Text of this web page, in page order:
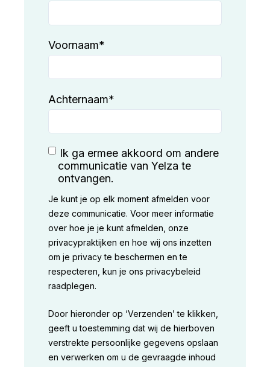
Voornaam*
Achternaam*
Ik ga ermee akkoord om andere
communicatie van Yelza te
ontvangen.
Je kunt je op elk moment afmelden voor
deze communicatie. Voor meer informatie
over hoe je je kunt afmelden, onze
privacypraktijken en hoe wij ons inzetten
om je privacy te beschermen en te
respecteren, kun je ons privacybeleid
raadplegen.
Door hieronder op ‘Verzenden’ te klikken,
geeft u toestemming dat wij de hierboven
verstrekte persoonlijke gegevens opslaan
en verwerken om u de gevraagde inhoud